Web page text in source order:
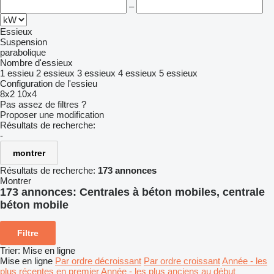
–
Essieux
Suspension
parabolique
Nombre d'essieux
1 essieu 2 essieux 3 essieux 4 essieux 5 essieux
Configuration de l'essieu
8x2 10x4
Pas assez de filtres ?
Proposer une modification
Résultats de recherche:
-
montrer
Résultats de recherche: 173 annonces
Montrer
173 annonces: Centrales à béton mobiles, centrale
béton mobile
Filtre
Trier: Mise en ligne
Mise en ligne Par ordre décroissant Par ordre croissantAnnée - les
plus récentes en premierAnnée - les plus anciens au début